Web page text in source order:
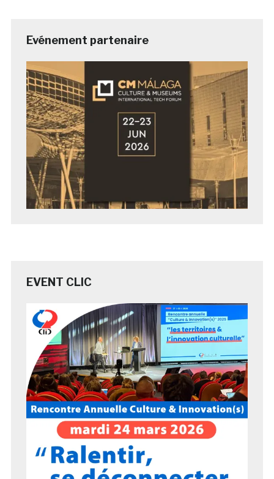
Evénement partenaire
EVENT CLIC